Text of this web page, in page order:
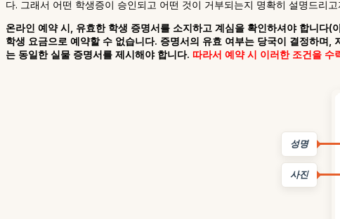
다. 그래서 어떤 학생증이 승인되고 어떤 것이 거부되는지 명확히 설명드리
온라인 예약 시, 유효한 학생 증명서를 소지하고 계심을 확인하셔야 합니다
학생 요금으로 예약할 수 없습니다. 증명서의 유효 여부는 당국이 결정하며
는 동일한 실물 증명서를 제시해야 합니다. 따라서 예약 시 이러한 조건을 수
성명
사진